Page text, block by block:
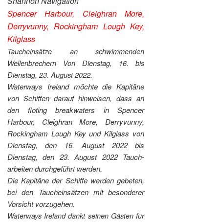
Spencer Harbour, Cleighran More,
Derryvunny, Rockingham Lough Key,
Kilglass
Taucheinsätze an schwimmenden
Wellenbrechern Von Dienstag, 16. bis
Dienstag, 23. August 2022.
Waterways Ireland möchte die Kapitäne
von Schiffen darauf hinweisen, dass an
den floting breakwaters in Spencer
Harbour, Cleighran More, Derryvunny,
Rockingham Lough Key und Kilglass von
Dienstag, den 16. August 2022 bis
Dienstag, den 23. August 2022 Tauch-
arbeiten durchgeführt werden.
Die Kapitäne der Schiffe werden gebeten,
bei den Taucheinsätzen mit besonderer
Vorsicht vorzugehen.
Waterways Ireland dankt seinen Gästen für